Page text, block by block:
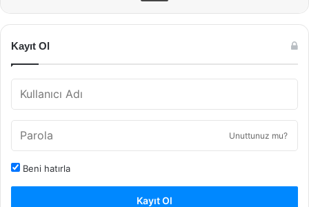
Kayıt Ol
Unuttunuz mu?
Beni hatırla
Kayıt Ol